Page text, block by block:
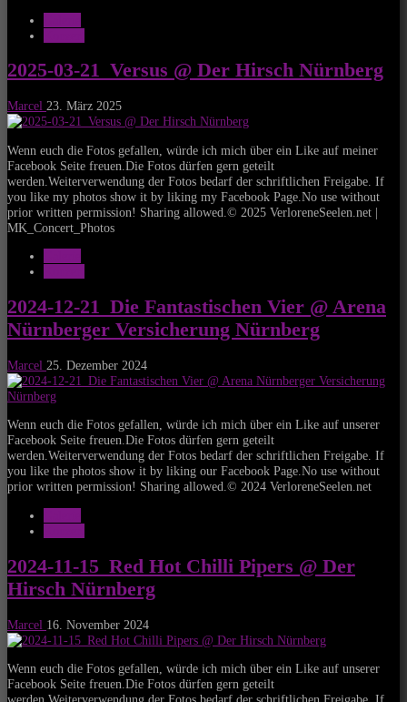
2025-03-21_Versus @ Der Hirsch Nürnberg
Marcel 23. März 2025
Wenn euch die Fotos gefallen, würde ich mich über ein Like auf meiner
Facebook Seite freuen.Die Fotos dürfen gern geteilt
werden.Weiterverwendung der Fotos bedarf der schriftlichen Freigabe. If
you like my photos show it by liking my Facebook Page.No use without
prior written permission! Sharing allowed.© 2025 VerloreneSeelen.net |
MK_Concert_Photos
2024-12-21_Die Fantastischen Vier @ Arena
Nürnberger Versicherung Nürnberg
Marcel 25. Dezember 2024
Wenn euch die Fotos gefallen, würde ich mich über ein Like auf unserer
Facebook Seite freuen.Die Fotos dürfen gern geteilt
werden.Weiterverwendung der Fotos bedarf der schriftlichen Freigabe. If
you like the photos show it by liking our Facebook Page.No use without
prior written permission! Sharing allowed.© 2024 VerloreneSeelen.net
2024-11-15_Red Hot Chilli Pipers @ Der
Hirsch Nürnberg
Marcel 16. November 2024
Wenn euch die Fotos gefallen, würde ich mich über ein Like auf unserer
Facebook Seite freuen.Die Fotos dürfen gern geteilt